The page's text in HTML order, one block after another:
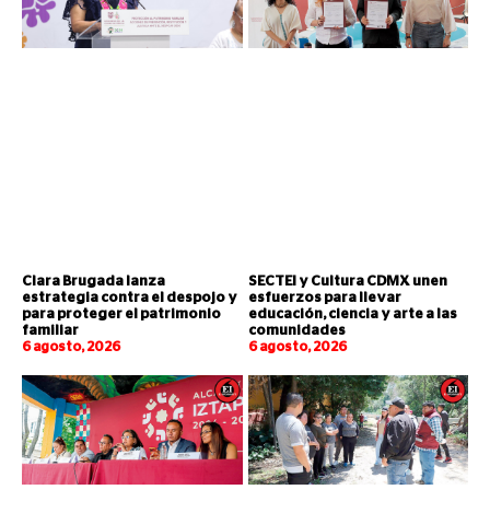
Clara Brugada lanza
estrategia contra el despojo y
para proteger el patrimonio
familiar
6 agosto, 2026
SECTEI y Cultura CDMX unen
esfuerzos para llevar
educación, ciencia y arte a las
comunidades
6 agosto, 2026